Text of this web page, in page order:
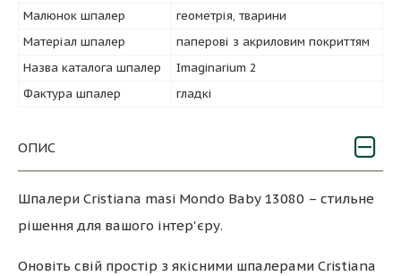
Малюнок шпалер
геометрія, тварини
Матеріал шпалер
паперові з акриловим покриттям
Назва каталога шпалер
Imaginarium 2
Фактура шпалер
гладкі
ОПИС
Шпалери Cristiana masi Mondo Baby 13080 – стильне
рішення для вашого інтер'єру.
Оновіть свій простір з якісними шпалерами Cristiana